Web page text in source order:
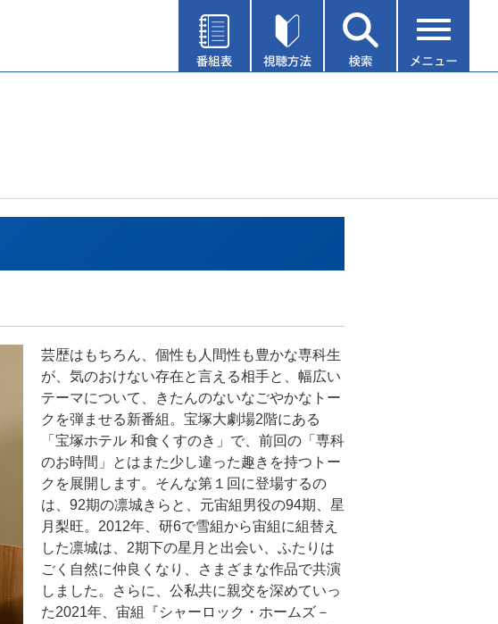
芸歴はもちろん、個性も人間性も豊かな専科生
が、気のおけない存在と言える相手と、幅広い
テーマについて、きたんのないなごやかなトー
クを弾ませる新番組。宝塚大劇場2階にある
「宝塚ホテル 和食くすのき」で、前回の「専科
のお時間」とはまた少し違った趣きを持つトー
クを展開します。そんな第１回に登場するの
は、92期の凛城きらと、元宙組男役の94期、星
月梨旺。2012年、研6で雪組から宙組に組替え
した凛城は、2期下の星月と出会い、ふたりは
ごく自然に仲良くなり、さまざまな作品で共演
しました。さらに、公私共に親交を深めていっ
た2021年、宙組『シャーロック・ホームズ－